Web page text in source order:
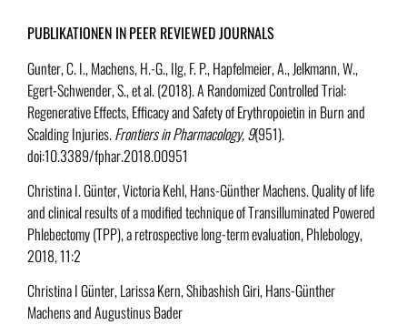
PUBLIKATIONEN INPEER REVIEWED JOURNALS
Gunter, C. I., Machens, H.-G., Ilg, F. P., Hapfelmeier, A., Jelkmann, W.,
Egert-Schwender, S., et al.(2018). A Randomized Controlled Trial:
Regenerative Effects, Efficacy and Safety of Erythropoietin in Burn and
Scalding Injuries.Frontiers in Pharmacology, 9(951).
doi:10.3389/fphar.2018.00951
Christina I. Günter, Victoria Kehl, Hans-Günther Machens. Quality of life
and clinical results of a modified technique of Transilluminated Powered
Phlebectomy (TPP), a retrospective long-term evaluation, Phlebology,
2018, 11:2
Christina I Günter, Larissa Kern, Shibashish Giri, Hans-Günther
Machens and Augustinus Bader